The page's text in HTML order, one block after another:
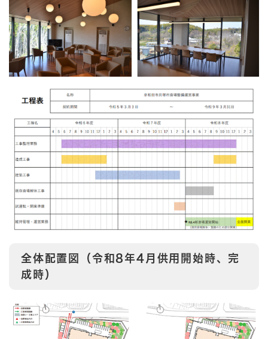
全体配置図（令和8年4月供用開始時、完
成時）